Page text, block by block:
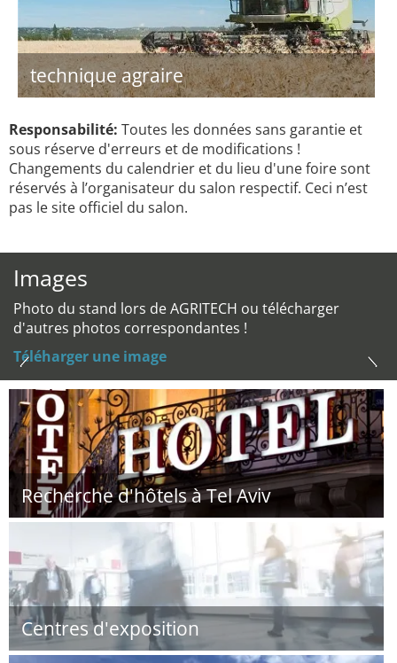
technique agraire
Responsabilité: Toutes les données sans garantie et
sous réserve d'erreurs et de modifications !
Changements du calendrier et du lieu d'une foire sont
réservés à l’organisateur du salon respectif. Ceci n’est
pas le site officiel du salon.
Images
Photo du stand lors de AGRITECH ou télécharger
d'autres photos correspondantes !
Téléharger une image
Recherche d'hôtels à Tel Aviv
Centres d'exposition